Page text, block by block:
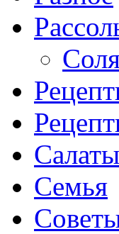
Салаты
Семья